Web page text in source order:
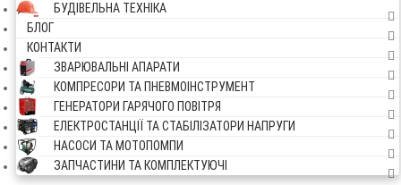
БУДІВЕЛЬНА ТЕХНІКА
БЛОГ
КОНТАКТИ
ЗВАРЮВАЛЬНІ АПАРАТИ
КОМПРЕСОРИ ТА ПНЕВМОІНСТРУМЕНТ
ГЕНЕРАТОРИ ГАРЯЧОГО ПОВІТРЯ
ЕЛЕКТРОСТАНЦІЇ ТА СТАБІЛІЗАТОРИ НАПРУГИ
НАСОСИ ТА МОТОПОМПИ
ЗАПЧАСТИНИ ТА КОМПЛЕКТУЮЧІ